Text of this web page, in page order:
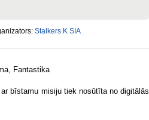
Stalkers K SIA
Fantastika
bīstamu misiju tiek nosūtīta no digitālās